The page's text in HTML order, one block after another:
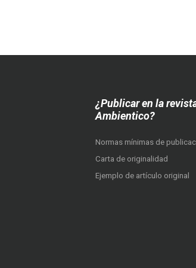
¿Publicar en la
Ambientico?
Normas mínimas de
Carta de originalidad
Ejemplo de artículo original